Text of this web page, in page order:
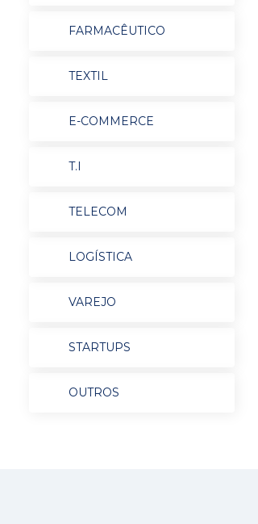
FARMACÊUTICO
TEXTIL
E-COMMERCE
T.I
TELECOM
LOGÍSTICA
VAREJO
STARTUPS
OUTROS